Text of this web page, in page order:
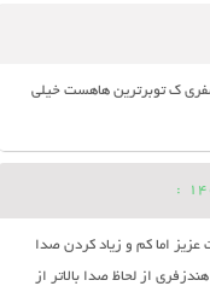
ک توبرترین هاهست خیلی
:
اما کم و زیاد کردن صدا
از لحاظ صدا بالاتر از